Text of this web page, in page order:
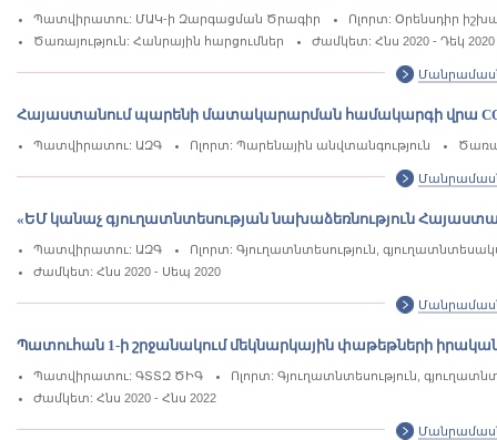
Պատվիրատու: ՄԱԿ-ի Զարգացման Ծրագիր
Ոլորտ: Օրենսդիր
Ծառայություն: Հանրային հարցումներ
Ժամկետ: Հնս 2020 - Դեկ 2020
Հայաստանում պարենի մատակարարման համակարգի վրա
Պատվիրատու: ԱԶԳ Ոլորտ: Պարենային անվտանգություն
«ԵՄ կանաչ գյուղատնտեսության նախաձեռնություն
Պատվիրատու: ԱԶԳ
Ոլորտ: Գյուղատնտեսություն,
Ժամկետ: Հնս 2020 - Սեպ 2020
Պատուհան 1-ի շրջանակում մեկնարկային փաթեթների
Պատվիրատու: ԳՏՏԶ ԾԻԳ
Ոլորտ: Գյուղատնտեսություն,
Ժամկետ: Հնս 2020 - Հնս 2022